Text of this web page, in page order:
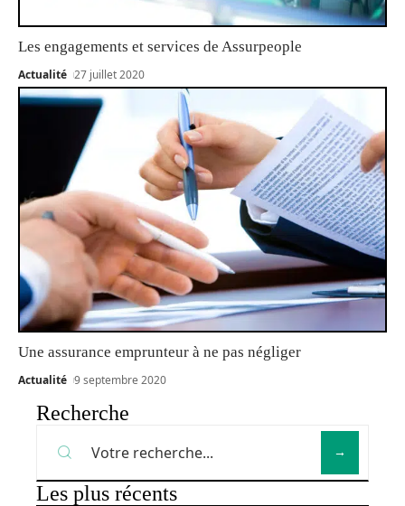
Les engagements et services de Assurpeople
Actualité 27 juillet 2020
Une assurance emprunteur à ne pas négliger
Actualité 9 septembre 2020
Recherche
Les plus récents